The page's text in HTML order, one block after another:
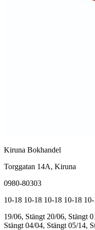
Kiruna Bokhandel
Torggatan 14A, Kiruna
0980-80303
10-18 10-18 10-18 10-18
19/06, Stängt 20/06, Stängt
Stängt 04/04, Stängt 05/14,